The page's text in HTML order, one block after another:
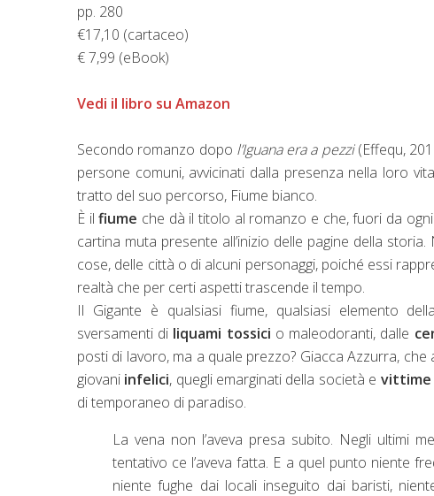
pp. 280
€17,10 (cartaceo)
€ 7,99 (eBook)
Vedi il libro su Amazon
Secondo romanzo dopo l’Iguana era a pezzi(Effequ,
persone comuni, avvicinati dalla presenza nella loro
tratto del suo percorso, Fiume bianco.
È ilfiume che dà il titolo al romanzo e che, fuori da
cartina muta presente all’inizio delle pagine della
cose, delle città o di alcuni personaggi, poiché essi
realtà che per certi aspetti trascende il tempo.
Il Gigante è qualsiasi fiume, qualsiasi elemento
sversamenti di liquami tossici o maleodoranti, dalle
posti di lavoro, ma a quale prezzo? Giacca Azzurra,
giovani infelici, quegli emarginati della società e vittime
di temporaneo di paradiso.
La vena non l’aveva presa subito. Negli ultimi
tentativo ce l’aveva fatta. E a quel punto niente
niente fughe dai locali inseguito dai baristi,